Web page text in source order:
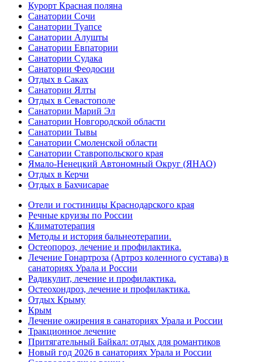
Курорт Красная поляна
Санатории Сочи
Санатории Туапсе
Санатории Алушты
Санатории Евпатории
Санатории Судака
Санатории Феодосии
Отдых в Саках
Санатории Ялты
Отдых в Севастополе
Санатории Марий Эл
Санатории Новгородской области
Санатории Тывы
Санатории Смоленской области
Санатории Ставропольского края
Ямало-Ненецкий Автономный Округ (ЯНАО)
Отдых в Керчи
Отдых в Бахчисарае
Отели и гостиницы Краснодарского края
Речные круизы по России
Климатотерапия
Методы и история бальнеотерапии.
Остеопороз, лечение и профилактика.
Лечение Гонартроза (Артроз коленного сустава) в
санаториях Урала и России
Радикулит, лечение и профилактика.
Остеохондроз, лечение и профилактика.
Отдых Крыму
Крым
Лечение ожирения в санаториях Урала и России
Тракционное лечение
Притягательный Байкал: отдых для романтиков
Новый год 2026 в санаториях Урала и России